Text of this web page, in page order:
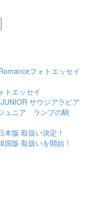
フォトエッセイ
トエッセイ
サウジアラビア
ュニア ランプの騎
版 取扱い決定！
版 取扱いを開始！